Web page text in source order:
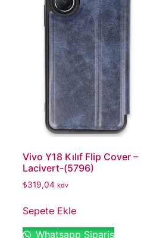
Vivo Y18 Kılıf Flip Cover –
Lacivert-(5796)
₺319,04 kdv
Sepete Ekle
Whatsapp Sipariş